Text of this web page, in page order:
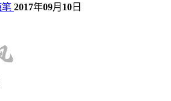
2017年09月 10 日